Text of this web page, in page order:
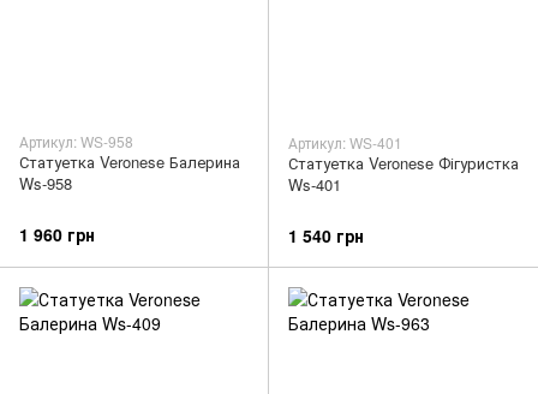
Артикул: WS-958
Статуетка Veronese Балерина
Ws-958
1 960 грн
Артикул: WS-401
Статуетка Veronese Фігуристка
Ws-401
1 540 грн